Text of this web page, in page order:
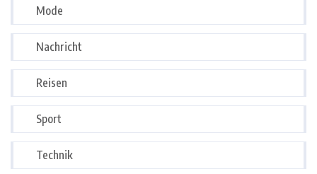
Mode
Nachricht
Reisen
Sport
Technik